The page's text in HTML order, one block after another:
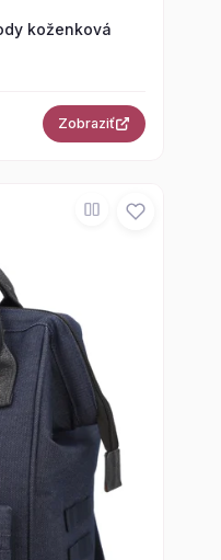
koženková
Zobraziť